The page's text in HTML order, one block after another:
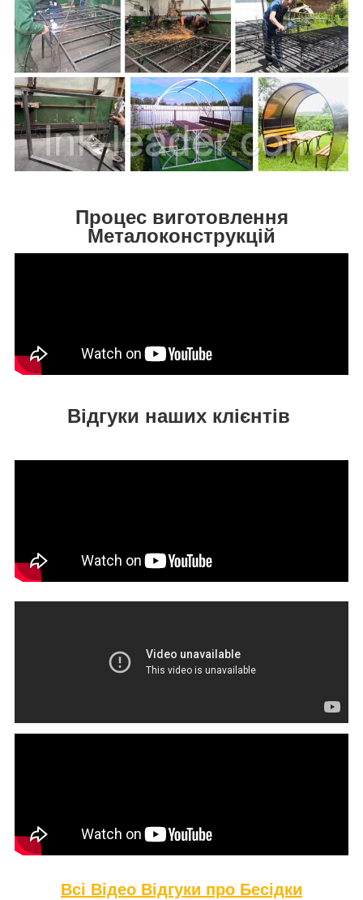
Процес виготовлення
Металоконструкцій
Відгуки наших клієнтів
Всі Відео Відгуки про Бесідки